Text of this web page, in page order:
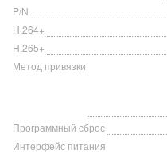
P/N
H.264+
H.265+
Метод привязки
Программный сброс
Интерфейс питания